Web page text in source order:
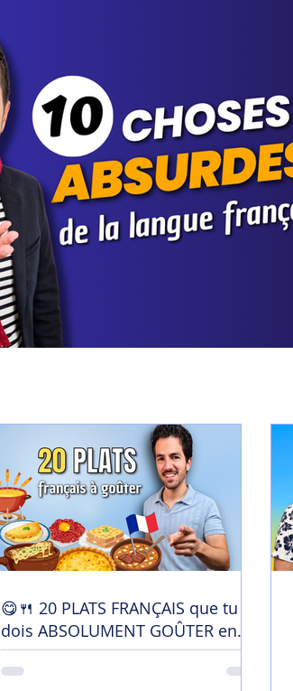
😋🍴 20 PLATS FRANÇAIS que tu
dois ABSOLUMENT GOÛTER en
France !